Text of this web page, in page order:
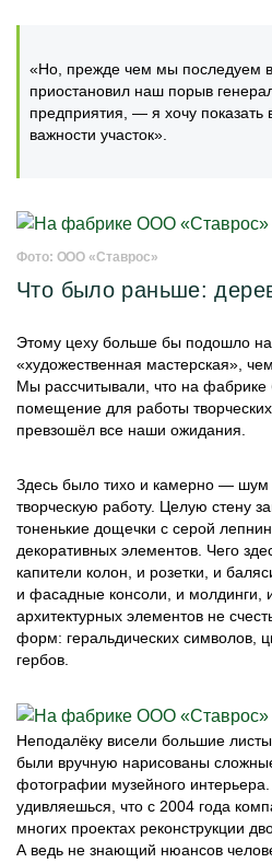
«Но, прежде чем мы последуем
приостановил наш порыв
предприятия, — я хочу
важности участок».
Фото: ООО «Ставрос»
Что было раньше:
Этому цеху больше бы подошло
«художественная мастерская»,
Мы рассчитывали, что на фабрике
помещение для работы
превзошёл все наши ожидания.
Здесь было тихо и камерно —
творческую работу. Целую стену
тоненькие дощечки с серой
декоративных элементов. Чего
капители колон, и розетки, и
и фасадные консоли, и молдинги,
архитектурных элементов не
форм: геральдических символов,
гербов.
Неподалёку висели большие
были вручную нарисованы
фотографии музейного
удивляешься, что с 2004 года
многих проектах реконструкции
А ведь не знающий нюансов